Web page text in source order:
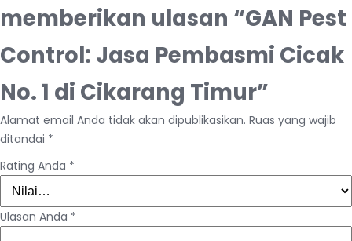
memberikan ulasan “GAN Pest
Control: Jasa Pembasmi Cicak
No. 1 di Cikarang Timur”
Alamat email Anda tidak akan dipublikasikan. Ruas yang wajib
ditandai *
Rating Anda *
Ulasan Anda *